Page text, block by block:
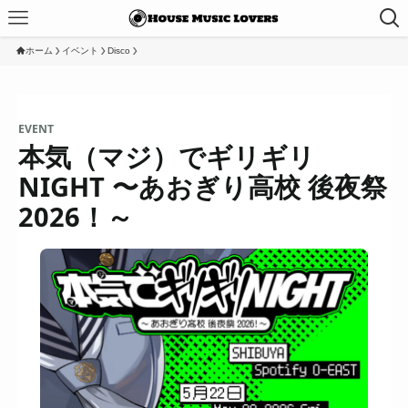
ホーム イベント Disco
EVENT
本気（マジ）でギリギリ
NIGHT 〜あおぎり⾼校 後夜祭
2026！～